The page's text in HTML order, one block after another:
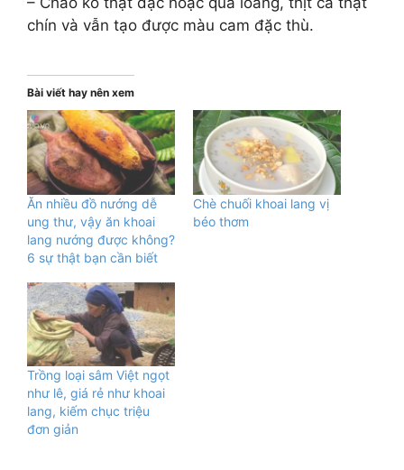
chín và vẫn tạo được màu cam đặc thù.
Bài viết hay nên xem
Ăn nhiều đồ nướng dễ
ung thư, vậy ăn khoai
lang nướng được không?
6 sự thật bạn cần biết
Chè chuối khoai lang vị
béo thơm
Trồng loại sâm Việt ngọt
như lê, giá rẻ như khoai
lang, kiếm chục triệu
đơn giản